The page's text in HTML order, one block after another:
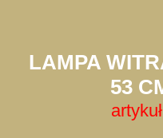
LAMPA
53